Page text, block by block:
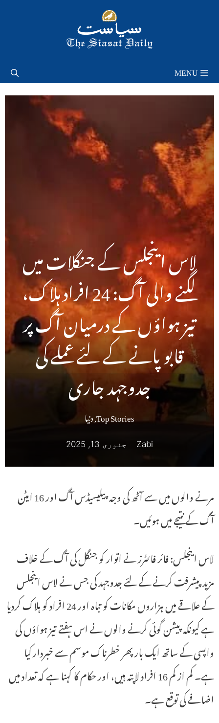
MENU
لاس اینجلس کے جنگلات میں
لگنے والی آگ: 24 افراد ہلاک،
تیز ہواؤں کے درمیان آگ پر
قابو پانے کے لئے عملے کی
جدوجہد جاری
Top Stories
,دنیا
Zabi جنوری 13, 2025
مرنے والوں میں سے آٹھ کی وجہ پیلیسیڈس آگ اور 16 ایٹن
آگ کے نتیجے میں ہوئیں۔
لاس اینجلس: فائر فائٹرز نے اتوار کو جنگل کی آگ کے خلاف
مزید پیشرفت کرنے کے لئے جدوجہد کی جس نے لاس اینجلس
کے علاقے میں ہزاروں مکانات کو تباہ اور 24 افراد کو ہلاک کردیا
ہے کیونکہ پیشن گوئی کرنے والوں نے اس ہفتے تیز ہواؤں کی
واپسی کے ساتھ ایک بار پھر خطرناک موسم سے خبردار کیا
ہے۔ کم از کم 16 افراد لاپتہ ہیں، اور حکام کا کہنا ہے کہ تعداد میں
اضافے کی توقع ہے۔